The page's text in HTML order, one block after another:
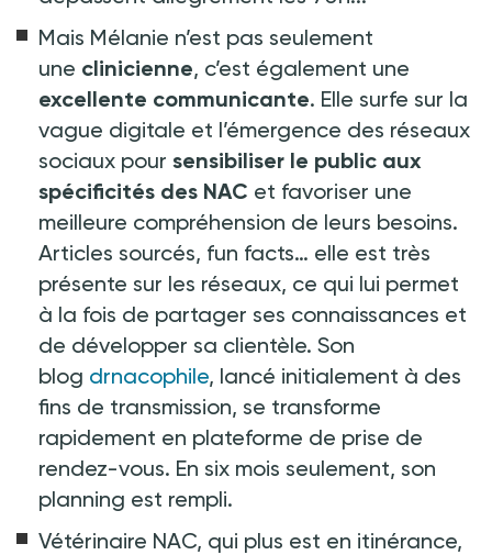
Mais Mélanie n’est pas seulement
une clinicienne, c’est également une
excellente communicante. Elle surfe sur la
vague digitale et l’émergence des réseaux
sociaux pour sensibiliser le public aux
spécificités des NAC et favoriser une
meilleure compréhension de leurs besoins.
Articles sourcés, fun facts… elle est très
présente sur les réseaux, ce qui lui permet
à la fois de partager ses connaissances et
de développer sa clientèle. Son
blog drnacophile, lancé initialement à des
fins de transmission, se transforme
rapidement en plateforme de prise de
rendez-vous. En six mois seulement, son
planning est rempli.
Vétérinaire NAC, qui plus est en itinérance,